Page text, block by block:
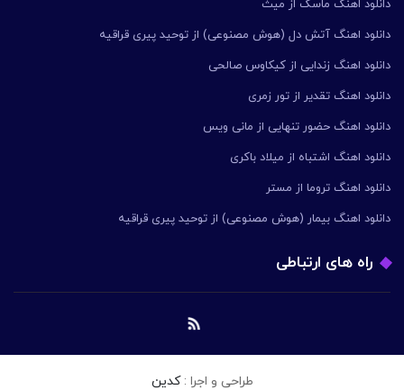
دانلود اهنگ ماسک از میث
دانلود اهنگ آتش دل (هوش مصنوعی) از توحید پیری قراقیه
دانلود اهنگ زندایی از کیکاوس صالحی
دانلود اهنگ تقدیر از تور زمری
دانلود اهنگ حضور تنهایی از مانی ویس
دانلود اهنگ اشتباه از میلاد باکری
دانلود اهنگ تروما از مستر
دانلود اهنگ بیمار (هوش مصنوعی) از توحید پیری قراقیه
راه های ارتباطی
طراحی و اجرا :کدین